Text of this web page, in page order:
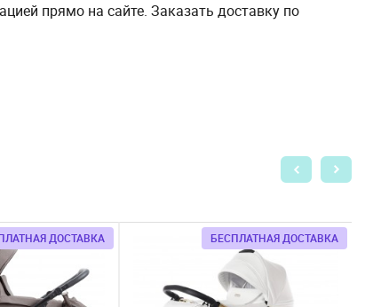
прямо на сайте. Заказать доставку по
ДОСТАВКА БЕСПЛАТНАЯ ДОСТАВКА